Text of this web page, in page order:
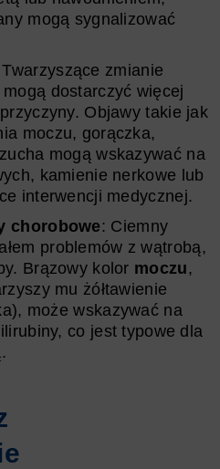
mogą sygnalizować
zmianie
dostarczyć więcej
Objawy takie jak
moczu, gorączka,
mogą wskazywać na
kamienie nerkowe lub
interwencji medycznej.
chorobowe: Ciemny
problemów z wątrobą,
Brązowy kolor moczu,
mu żółtawienie
może wskazywać na
co jest typowe dla